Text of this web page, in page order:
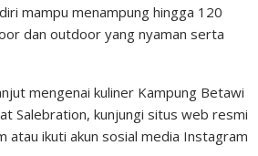
mampu menampung hingga 120
dan outdoor yang nyaman serta
mengenai kuliner Kampung Betawi
Salebration, kunjungi situs web resmi
atau ikuti akun sosial media Instagram